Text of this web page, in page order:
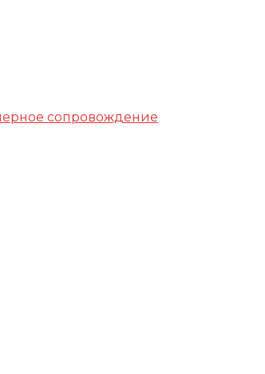
сопровождение